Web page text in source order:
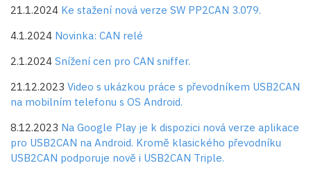
21.1.2024 Ke stažení nová verze SW PP2CAN 3.079.
4.1.2024 Novinka: CAN relé
2.1.2024 Snížení cen pro CAN sniffer.
21.12.2023 Video s ukázkou práce s převodníkem USB2CAN
na mobilním telefonu s OS Android.
8.12.2023 Na Google Play je k dispozici nová verze aplikace
pro USB2CAN na Android. Kromě klasického převodníku
USB2CAN podporuje nově i USB2CAN Triple.